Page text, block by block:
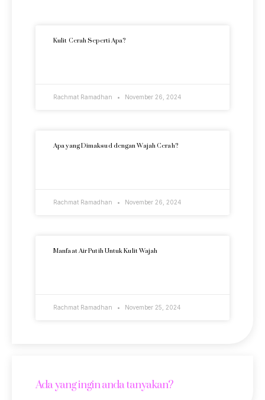
Kulit Cerah Seperti Apa?
Rachmat Ramadhan November 26, 2024
Apa yang Dimaksud dengan Wajah Cerah?
Rachmat Ramadhan November 26, 2024
Manfaat Air Putih Untuk Kulit Wajah
Rachmat Ramadhan November 25, 2024
Ada yang ingin anda tanyakan?